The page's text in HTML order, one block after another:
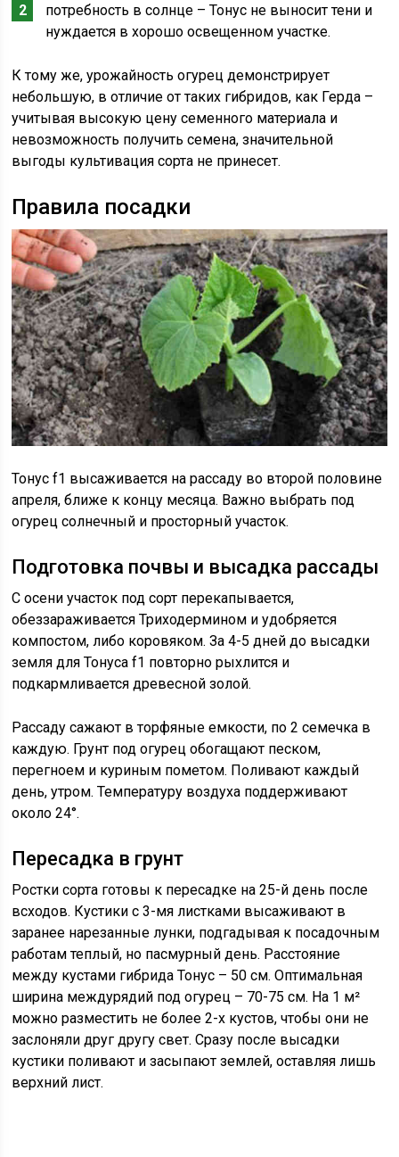
потребность в солнце – Тонус не выносит тени и
нуждается в хорошо освещенном участке.
К тому же, урожайность огурец демонстрирует
небольшую, в отличие от таких гибридов, как Герда –
учитывая высокую цену семенного материала и
невозможность получить семена, значительной
выгоды культивация сорта не принесет.
Правила посадки
Тонус f1 высаживается на рассаду во второй половине
апреля, ближе к концу месяца. Важно выбрать под
огурец солнечный и просторный участок.
Подготовка почвы и высадка рассады
С осени участок под сорт перекапывается,
обеззараживается Триходермином и удобряется
компостом, либо коровяком. За 4-5 дней до высадки
земля для Тонуса f1 повторно рыхлится и
подкармливается древесной золой.
Рассаду сажают в торфяные емкости, по 2 семечка в
каждую. Грунт под огурец обогащают песком,
перегноем и куриным пометом. Поливают каждый
день, утром. Температуру воздуха поддерживают
около 24°.
Пересадка в грунт
Ростки сорта готовы к пересадке на 25-й день после
всходов. Кустики с 3-мя листками высаживают в
заранее нарезанные лунки, подгадывая к посадочным
работам теплый, но пасмурный день. Расстояние
между кустами гибрида Тонус – 50 см. Оптимальная
ширина междурядий под огурец – 70-75 см. На 1 м²
можно разместить не более 2-х кустов, чтобы они не
заслоняли друг другу свет. Сразу после высадки
кустики поливают и засыпают землей, оставляя лишь
верхний лист.